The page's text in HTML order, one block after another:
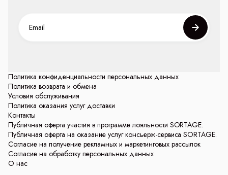
Политика конфиденциальности персональных данных
Политика возврата и обмена
Условия обслуживания
Политика оказания услуг доставки
Контакты
Публичная оферта участия в программе лояльности SORTAGE.
Публичная оферта на оказание услуг консьерж-сервиса SORTAGE.
Согласие на получение рекламных и маркетинговых рассылок
Согласие на обработку персональных данных
О нас